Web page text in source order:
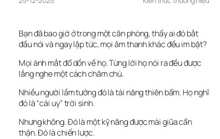
Bạn đã bao giờ ở trong một căn phòng, thấy ai đó bắt
đầu nói và ngay lập tức, mọi âm thanh khác đều im bặt?
Mọi ánh mắt đổ dồn về họ. Từng lời họ nói ra đều được
lắng nghe một cách chăm chú.
Nhiều người lầm tưởng đó là tài năng thiên bẩm. Họ nghĩ
đó là “cái uy” trời sinh.
Nhưng không. Đó là một kỹ năng được mài giũa cẩn
thận. Đó là chiến lược.